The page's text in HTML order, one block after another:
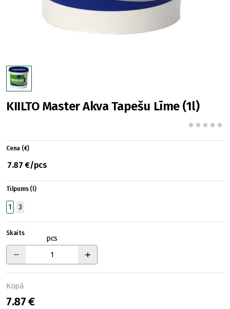
KIILTO Master Akva Tapešu Līme (1l)
Cena (€)
7.87 €/pcs
Tilpums (l)
1 3
Skaits
pcs
Kopā
7.87 €